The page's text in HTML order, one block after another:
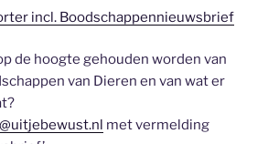
incl. Boodschappennieuwsbrief
de hoogte gehouden worden van
van Dieren en van wat er
met vermelding